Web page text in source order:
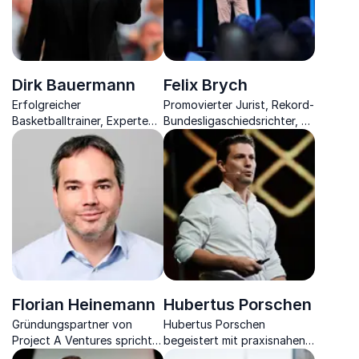
Dirk Bauermann
Erfolgreicher
Basketballtrainer, Experte
für Leadership,
internationales
Teambuilding & Motivation
sowie Autor.
Felix Brych
Promovierter Jurist, Rekord-
Bundesligaschiedsrichter, 2x
Welt-Schiedsrichter, 6x dt.
Schiedsrichter des Jahres,
Referent zu
Menschenführung & Mut zu
Entscheidungen
Florian Heinemann
Gründungspartner von
Project A Ventures spricht
über digitale Investments /
Hubertus Porschen
Hubertus Porschen
begeistert mit praxisnahen